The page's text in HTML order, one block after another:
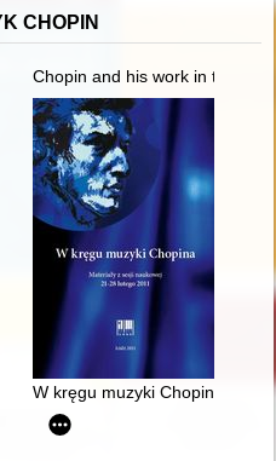
CHOPIN
1857). Nauczyciel Fryderyka
Chopin and his work in the
południowej
W kręgu muzyki Chopina.
dzieł Fryderyka Chopina jako